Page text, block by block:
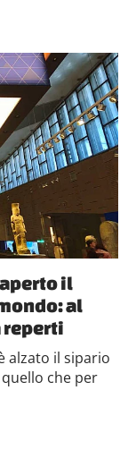
il
al
reperti
alzato il sipario
che per